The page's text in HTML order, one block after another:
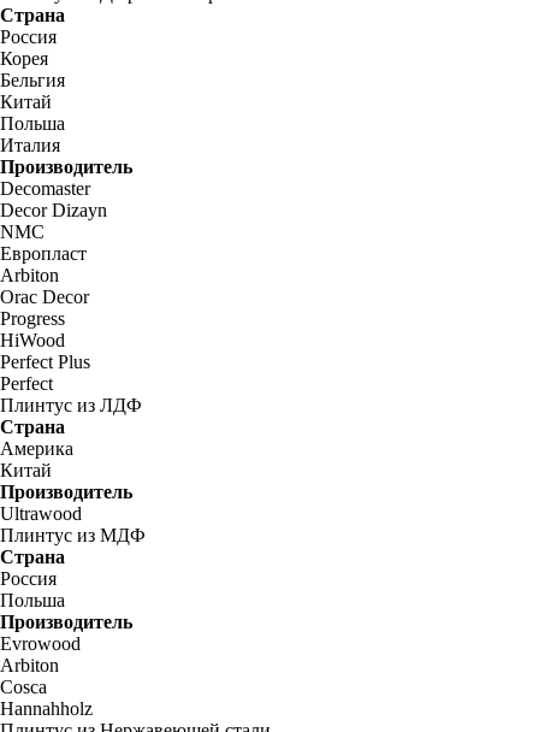
Страна
Россия
Корея
Бельгия
Китай
Польша
Италия
Производитель
Decomaster
Decor Dizayn
NMC
Европласт
Arbiton
Orac Decor
Progress
HiWood
Perfect Plus
Perfect
Плинтус из ЛДФ
Страна
Америка
Китай
Производитель
Ultrawood
Плинтус из МДФ
Страна
Россия
Польша
Производитель
Evrowood
Arbiton
Cosca
Hannahholz